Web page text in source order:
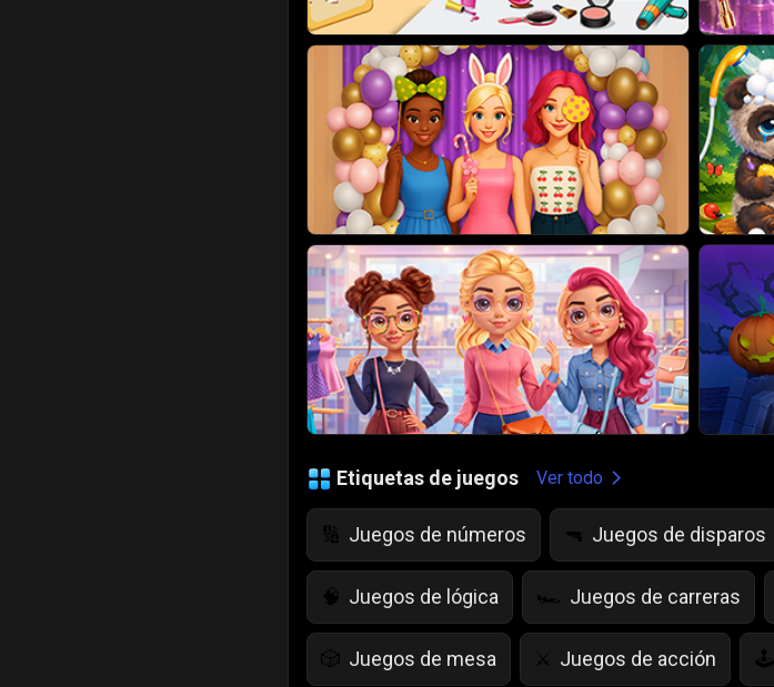
Etiquetas de juegos Ver todo
🔢 Juegos de números 🔫 Juegos de disparos
🧠 Juegos de lógica 🏎️ Juegos de carreras
🎲 Juegos de mesa ⚔️ Juegos de acción 🕹️